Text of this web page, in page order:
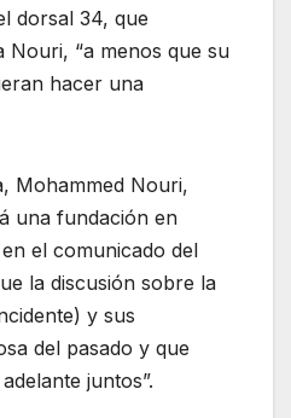
dorsal 34, que
Nouri, “a menos que su
hacer una
Mohammed Nouri,
una fundación en
el comunicado del
la discusión sobre la
y sus
del pasado y que
juntos”.